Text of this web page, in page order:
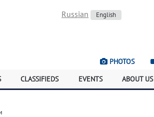
Russian English
PHOTOS
CLASSIFIEDS EVENTS ABOUT US